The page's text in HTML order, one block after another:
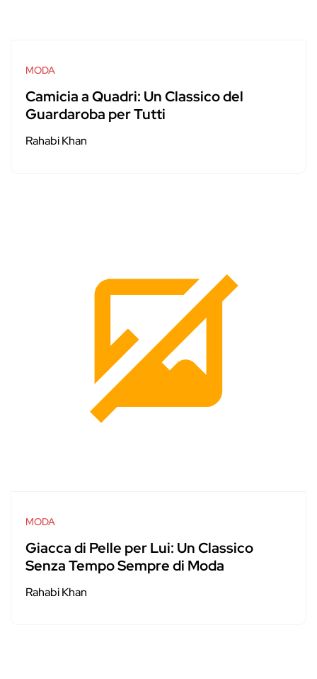
MODA
Camicia a Quadri: Un Classico del
Guardaroba per Tutti
Rahabi Khan
MODA
Giacca di Pelle per Lui: Un Classico
Senza Tempo Sempre di Moda
Rahabi Khan